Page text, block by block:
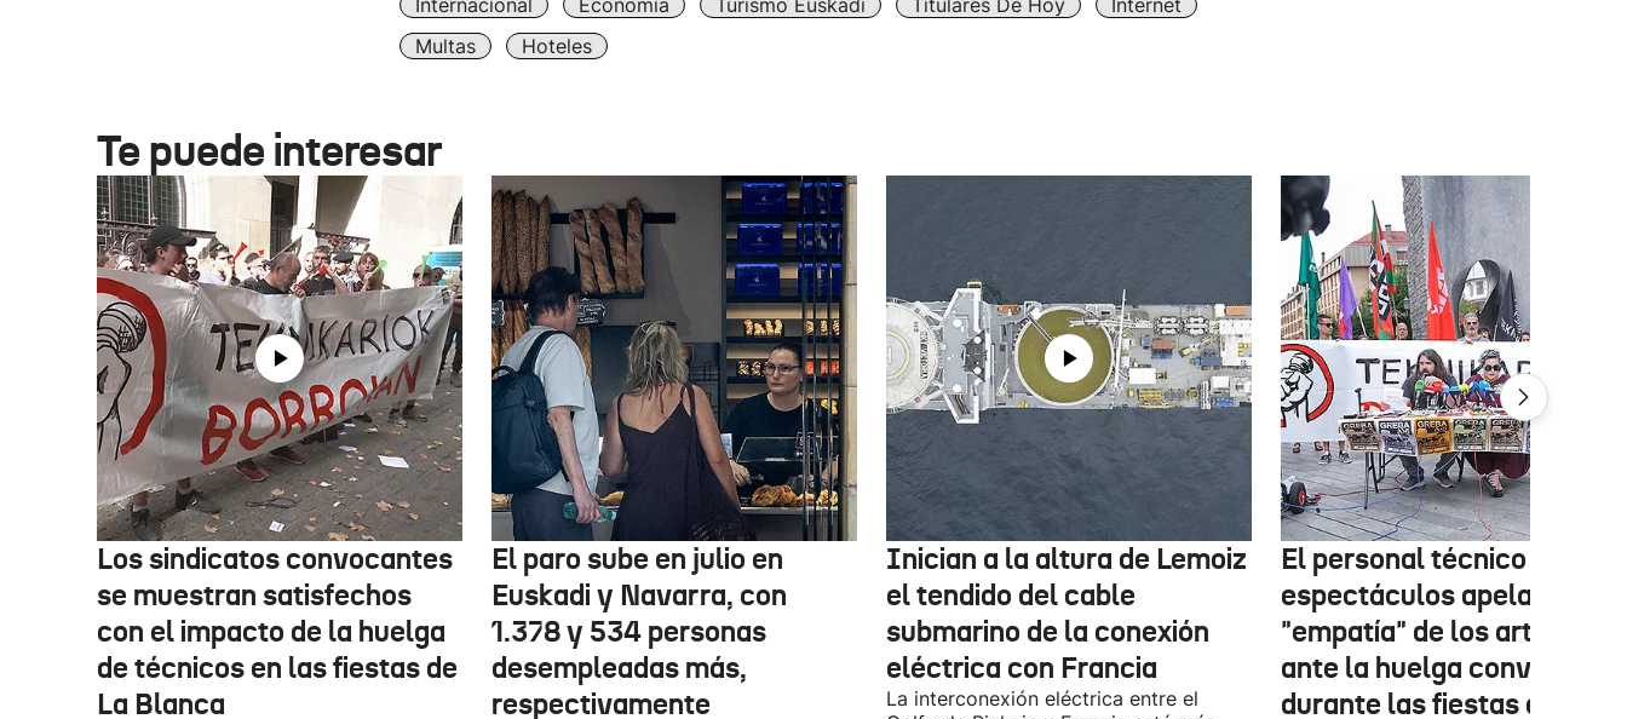
Internacional Economía Turismo Euskadi Titulares De Hoy
Internet
Multas
Hoteles
Te puede interesar
Los sindicatos convocantes
se muestran satisfechos
con el impacto de la huelga
de técnicos en las fiestas de
La Blanca
El paro sube en julio en
Euskadi y Navarra, con
1.378 y 534 personas
desempleadas más,
respectivamente
Inician a la altura de Lemoiz
el tendido del cable
submarino de la conexión
eléctrica con Francia
La interconexión eléctrica entre el
El personal técnico de
espectáculos apela a la
"empatía" de los artistas
ante la huelga convocada
durante las fiestas de las